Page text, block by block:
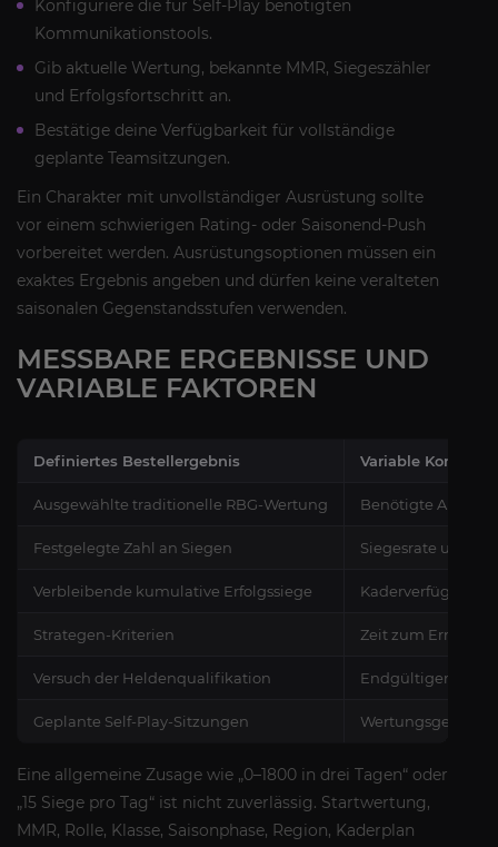
Konfiguriere die für Self-Play benötigten
Kommunikationstools.
Gib aktuelle Wertung, bekannte MMR, Siegeszähler
und Erfolgsfortschritt an.
Bestätige deine Verfügbarkeit für vollständige
geplante Teamsitzungen.
Ein Charakter mit unvollständiger Ausrüstung sollte
vor einem schwierigen Rating- oder Saisonend-Push
vorbereitet werden. Ausrüstungsoptionen müssen ein
exaktes Ergebnis angeben und dürfen keine veralteten
saisonalen Gegenstandsstufen verwenden.
MESSBARE ERGEBNISSE UND
VARIABLE FAKTOREN
Definiertes Bestellergebnis Variable
Ausgewählte traditionelle RBG-Wertung Benötigte Anzahl
Festgelegte Zahl an Siegen Siegesrate und
Verbleibende kumulative Erfolgssiege
Strategen-Kriterien Zeit zum
Versuch der Heldenqualifikation Endgültiger
Geplante Self-Play-Sitzungen Wertungsgewinn
Eine allgemeine Zusage wie „0–1800 in drei Tagen“ oder
„15 Siege pro Tag“ ist nicht zuverlässig. Startwertung,
MMR, Rolle, Klasse, Saisonphase, Region, Kaderplan